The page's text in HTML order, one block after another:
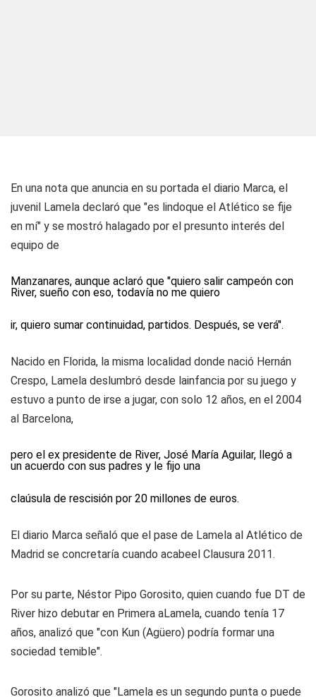
En una nota que anuncia en su portada el diario Marca, el
juvenil Lamela declaró que "es lindoque el Atlético se fije
en mí" y se mostró halagado por el presunto interés del
equipo de
Manzanares, aunque aclaró que "quiero salir campeón con
River, sueño con eso, todavía no me quiero
ir, quiero sumar continuidad, partidos. Después, se verá".
Nacido en Florida, la misma localidad donde nació Hernán
Crespo, Lamela deslumbró desde lainfancia por su juego y
estuvo a punto de irse a jugar, con solo 12 años, en el 2004
al Barcelona,
pero el ex presidente de River, José María Aguilar, llegó a
un acuerdo con sus padres y le fijo una
claúsula de rescisión por 20 millones de euros.
El diario Marca señaló que el pase de Lamela al Atlético de
Madrid se concretaría cuando acabeel Clausura 2011.
Por su parte, Néstor Pipo Gorosito, quien cuando fue DT de
River hizo debutar en Primera aLamela, cuando tenía 17
años, analizó que "con Kun (Agüero) podría formar una
sociedad temible".
Gorosito analizó que "Lamela es un segundo punta o puede